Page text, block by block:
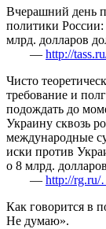
Вчерашний день
политики России:
млрд. долларов
— http://
Чисто
требование и
подождать до
Украину сквозь
международные
иски против
о 8 млрд.
— http://
Как говорится в
Не думаю».